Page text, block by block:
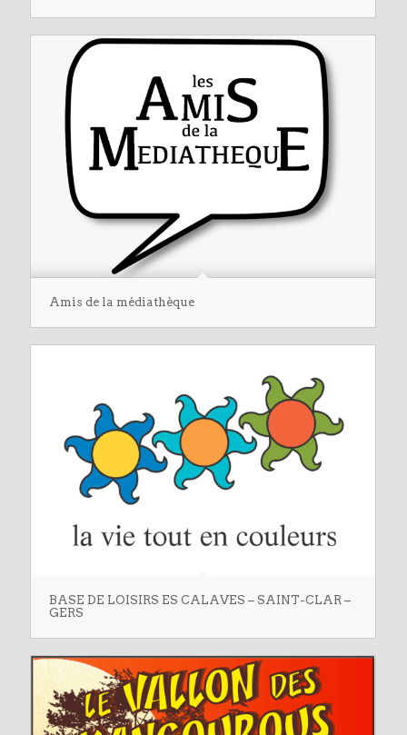
Amis de la médiathèque
BASE DE LOISIRS ES CALAVES – SAINT-CLAR –
GERS